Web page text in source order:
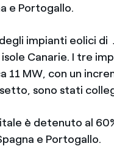
e Portogallo.
impianti eolici di
Canarie. I tre
11 MW, con un
sono stati
è detenuto al
e Portogallo.